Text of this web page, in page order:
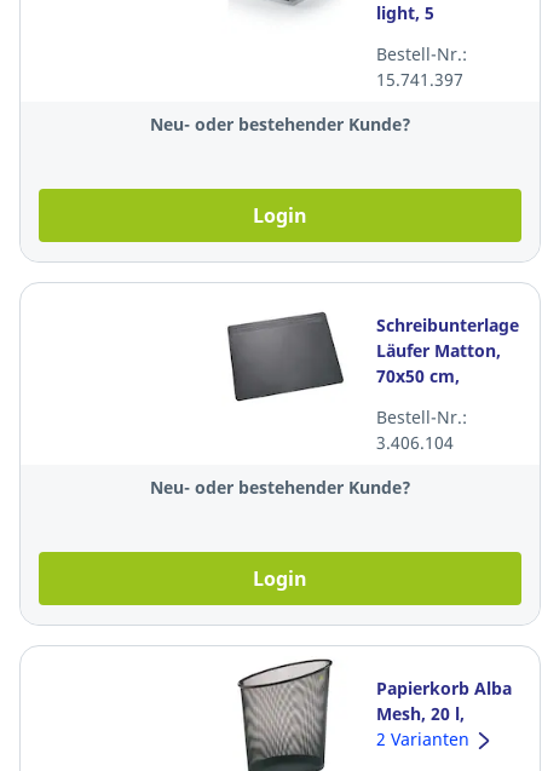
light, 5
anthrazit-
transluzent
Bestell-Nr.:
15.741.397
Neu- oder bestehender Kunde?
Login
Schreibunterlage
Läufer Matton,
70x50 cm,
Bestell-Nr.:
3.406.104
Neu- oder bestehender Kunde?
Login
Papierkorb Alba
Mesh, 20 l,
Metall, schwarz
2 Varianten